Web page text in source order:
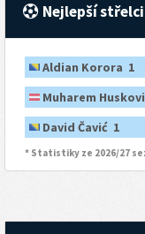
Nejlepší střelci
Aldian Korora 1
Muharem
David Čavić 1
* Statistiky ze 2026/27